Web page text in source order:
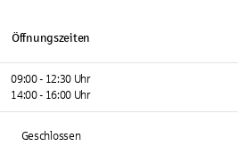
Öffnungszeiten
09:00 - 12:30 Uhr
14:00 - 16:00 Uhr
Geschlossen